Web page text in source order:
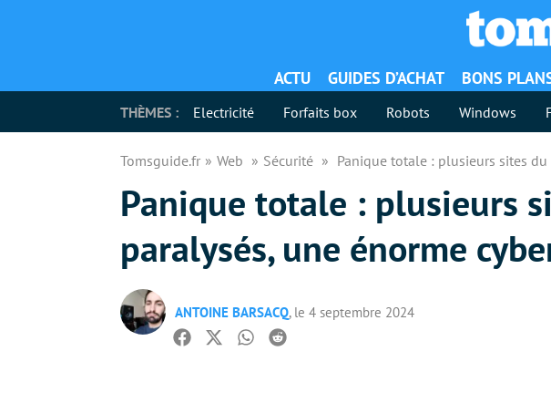
ACTU GUIDES D’ACHAT BONS
THÈMES : Electricité Forfaits box Robots Windows
Tomsguide.fr Web Sécurité Panique totale : plusieurs sites
Panique totale : plusieurs
paralysés, une énorme
ANTOINE BARSACQ, le 4 septembre 2024
Facebook
TwitterWhatsapp
Reddit